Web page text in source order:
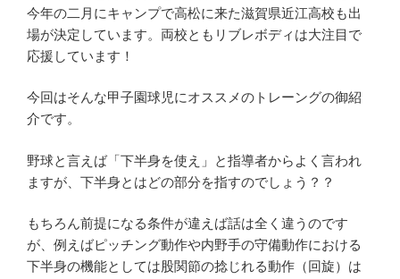
今年の二月にキャンプで高松に来た滋賀県近江高校も出
場が決定しています。両校ともリブレボディは大注目で
応援しています！
今回はそんな甲子園球児にオススメのトレーングの御紹
介です。
野球と言えば「下半身を使え」と指導者からよく言われ
ますが、下半身とはどの部分を指すのでしょう？？
もちろん前提になる条件が違えば話は全く違うのです
が、例えばピッチング動作や内野手の守備動作における
下半身の機能としては股関節の捻じれる動作（回旋）は